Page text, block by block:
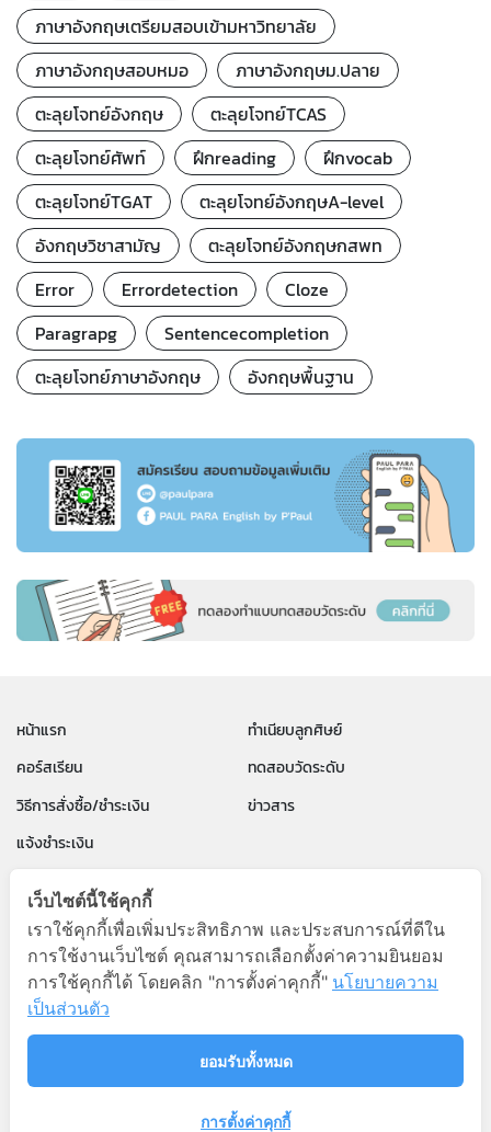
ภาษาอังกฤษเตรียมสอบเข้ามหาวิทยาลัย
ภาษาอังกฤษสอบหมอ
ภาษาอังกฤษม.ปลาย
ตะลุยโจทย์อังกฤษ
ตะลุยโจทย์TCAS
ตะลุยโจทย์ศัพท์
ฝึกreading
ฝึกvocab
ตะลุยโจทย์TGAT
ตะลุยโจทย์อังกฤษA-level
อังกฤษวิชาสามัญ
ตะลุยโจทย์อังกฤษกสพท
Error
Errordetection
Cloze
Paragrapg
Sentencecompletion
ตะลุยโจทย์ภาษาอังกฤษ
อังกฤษพื้นฐาน
PAUL PARA English by P'Paul
หน้าแรก
คอร์สเรียน
วิธีการสั่งซื้อ/ชำระเงิน
แจ้งชำระเงิน
ทำเนียบลูกศิษย์
ทดสอบวัดระดับ
ข่าวสาร
คำถามที่พบบ่อย
เว็บไซต์นี้ใช้คุกกี้
เราใช้คุกกี้เพื่อเพิ่มประสิทธิภาพ และประสบการณ์ที่ดีใน
การใช้งานเว็บไซต์ คุณสามารถเลือกตั้งค่าความยินยอม
การใช้คุกกี้ได้ โดยคลิก "การตั้งค่าคุกกี้" นโยบายความ
เป็นส่วนตัว
ยอมรับทั้งหมด
การตั้งค่าคุกกี้